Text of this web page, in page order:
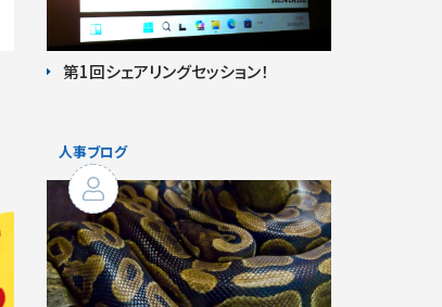
第1回シェアリングセッション！